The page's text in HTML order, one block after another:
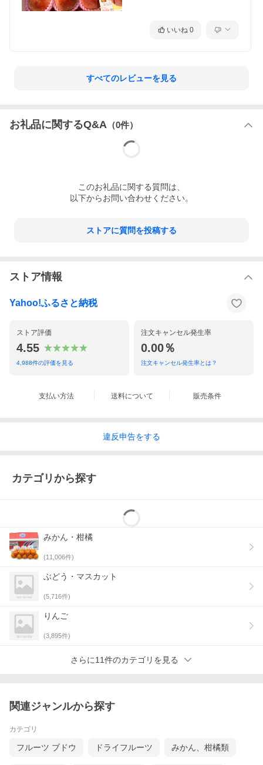
いいね 0
すべてのレビューを見る
お礼品に関するQ&A （0件）
このお礼品に関する質問は、
以下からお問い合わせください。
ストアに質問を投稿する
ストア情報
Yahoo!ふるさと納税
ストア評価
4.55
4,988件の評価を見る
注文キャンセル発生率
0.00％
注文キャンセル発生率とは？
支払い方法 送料について 販売条件
違反申告をする
カテゴリから探す
みかん・柑橘
(11,006件)
ぶどう・マスカット
(5,716件)
りんご
(3,895件)
さらに11件のカテゴリを見る
関連ジャンルから探す
カテゴリ
フルーツ ブドウ ドライフルーツ みかん、柑橘類